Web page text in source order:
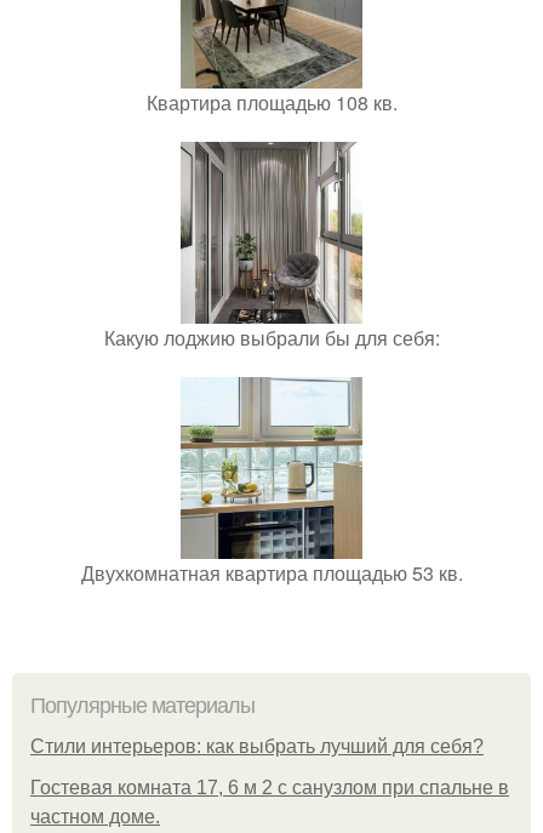
Квартира площадью 108 кв.
Какую лоджию выбрали бы для себя:
Двухкомнатная квартира площадью 53 кв.
Популярные материалы
Стили интерьеров: как выбрать лучший для себя?
Гостевая комната 17, 6 м 2 с санузлом при спальне в
частном доме.